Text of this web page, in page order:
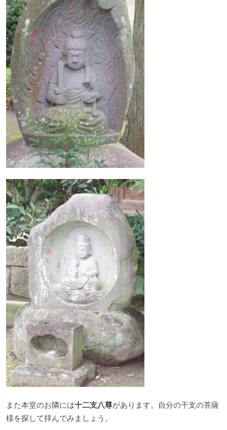
また本堂のお隣には十二支八尊があります。自分の干支の菩薩
様を探して拝んでみましょう。